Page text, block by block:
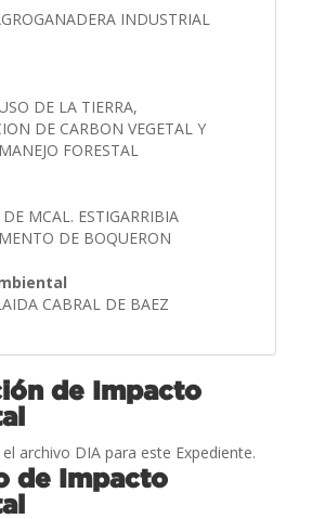
INDUSTRIAL
DE LA TIERRA,
DE CARBON VEGETAL Y
FORESTAL
MCAL. ESTIGARRIBIA
DE BOQUERON
CABRAL DE BAEZ
de Impacto
archivo DIA para este Expediente.
de Impacto